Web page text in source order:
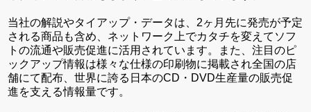
当社の解説やタイアップ・データは、2ヶ月先に発売が予定
される商品も含め、ネットワーク上でカタチを変えてソフ
トの流通や販売促進に活用されています。また、注目のピ
ックアップ情報は様々な仕様の印刷物に掲載され全国の店
舗にて配布、世界に誇る日本のCD・DVD生産量の販売促
進を支える情報量です。